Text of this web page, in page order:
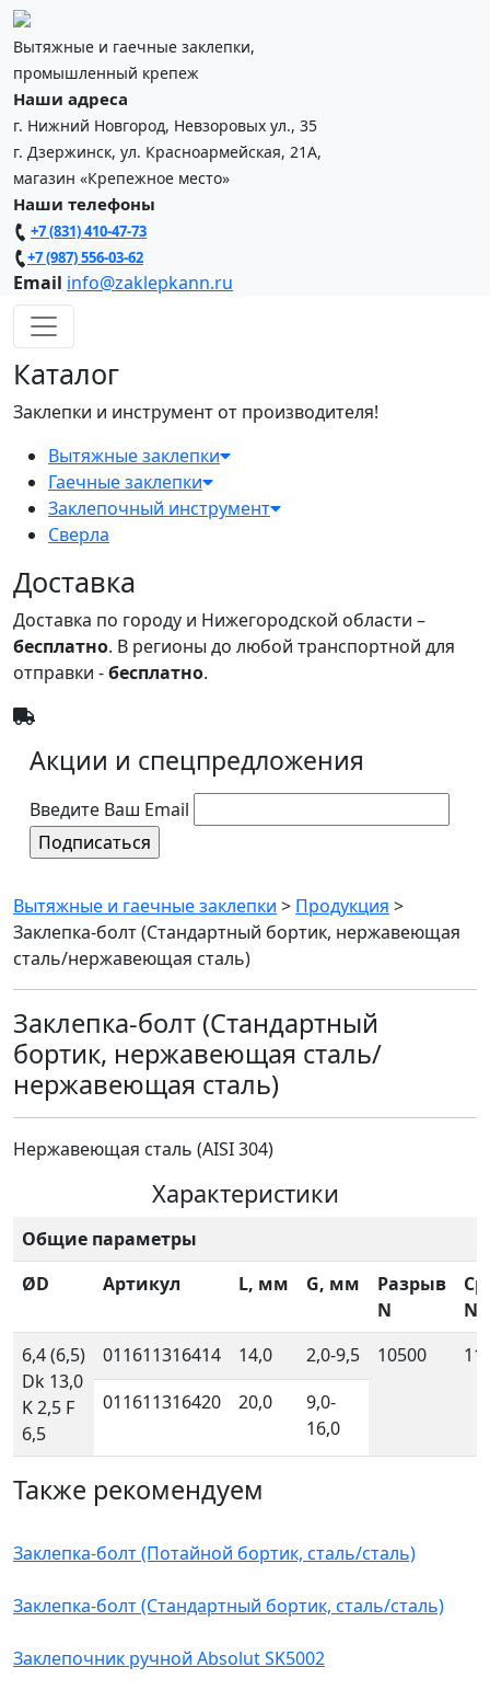
Вытяжные и гаечные заклепки,
промышленный крепеж
Наши адреса
г. Нижний Новгород, Невзоровых ул., 35
г. Дзержинск, ул. Красноармейская, 21А,
магазин «Крепежное место»
Наши телефоны
+7 (831) 410-47-73
+7 (987) 556-03-62
Email info@zaklepkann.ru
Каталог
Заклепки и инструмент от производителя!
Вытяжные заклепки
Гаечные заклепки
Заклепочный инструмент
Сверла
Доставка
Доставка по городу и Нижегородской области –
бесплатно. В регионы до любой транспортной для
отправки -бесплатно.
Акции и спецпредложения
Введите Ваш Email
Вытяжные и гаечные заклепки > Продукция >
Заклепка-болт (Стандартный бортик, нержавеющая
сталь/нержавеющая сталь)
Заклепка-болт (Стандартный
бортик, нержавеющая сталь/
нержавеющая сталь)
Нержавеющая сталь (AISI 304)
Характеристики
Общие параметры
ØD
Артикул L, мм G, мм
Разрыв
N
N
6,4 (6,5)
Dk 13,0
K 2,5 F
6,5
011611316414 14,0 2,0-9,5 10500
011611316420
20,0
9,0-
16,0
Также рекомендуем
Заклепка-болт (Потайной бортик, сталь/сталь)
Заклепка-болт (Стандартный бортик, сталь/сталь)
Заклепочник ручной Absolut SK5002